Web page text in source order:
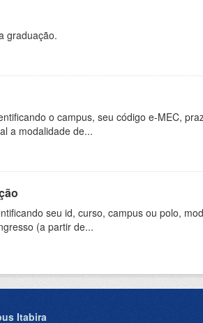
graduação.
o campus, seu código e-MEC,
a modalidade de...
seu id, curso, campus ou polo,
(a partir de...
Itabira